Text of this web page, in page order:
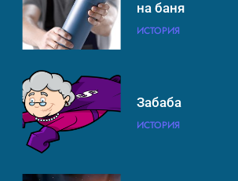
които се
борим с
ИСТОРИЯ
Човешкият
на баня
ИСТОРИЯ
Забаба
ИСТОРИЯ